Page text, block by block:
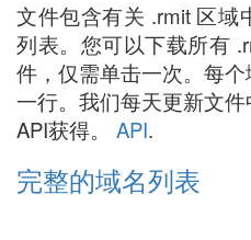
文件包含有关 .rmit 区域
列表。您可以下载所有
件，仅需单击一次。每
一行。我们每天更新文
API获得。 API.
完整的域名列表